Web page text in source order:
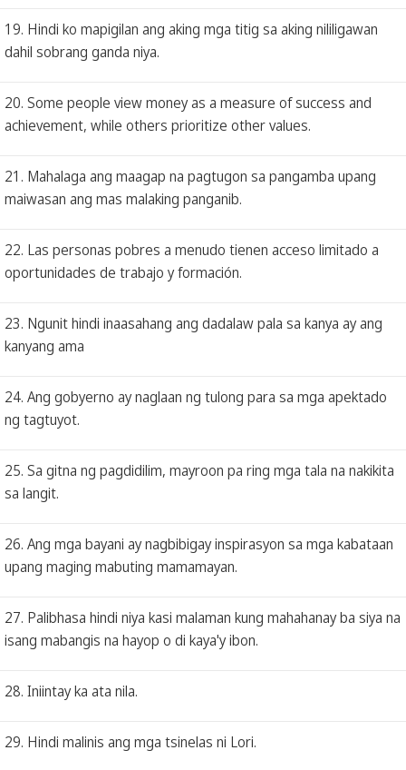
19. Hindi ko mapigilan ang aking mga titig sa aking nililigawan
dahil sobrang ganda niya.
20. Some people view money as a measure of success and
achievement, while others prioritize other values.
21. Mahalaga ang maagap na pagtugon sa pangamba upang
maiwasan ang mas malaking panganib.
22. Las personas pobres a menudo tienen acceso limitado a
oportunidades de trabajo y formación.
23. Ngunit hindi inaasahang ang dadalaw pala sa kanya ay ang
kanyang ama
24. Ang gobyerno ay naglaan ng tulong para sa mga apektado
ng tagtuyot.
25. Sa gitna ng pagdidilim, mayroon pa ring mga tala na nakikita
sa langit.
26. Ang mga bayani ay nagbibigay inspirasyon sa mga kabataan
upang maging mabuting mamamayan.
27. Palibhasa hindi niya kasi malaman kung mahahanay ba siya na
isang mabangis na hayop o di kaya'y ibon.
28. Iniintay ka ata nila.
29. Hindi malinis ang mga tsinelas ni Lori.